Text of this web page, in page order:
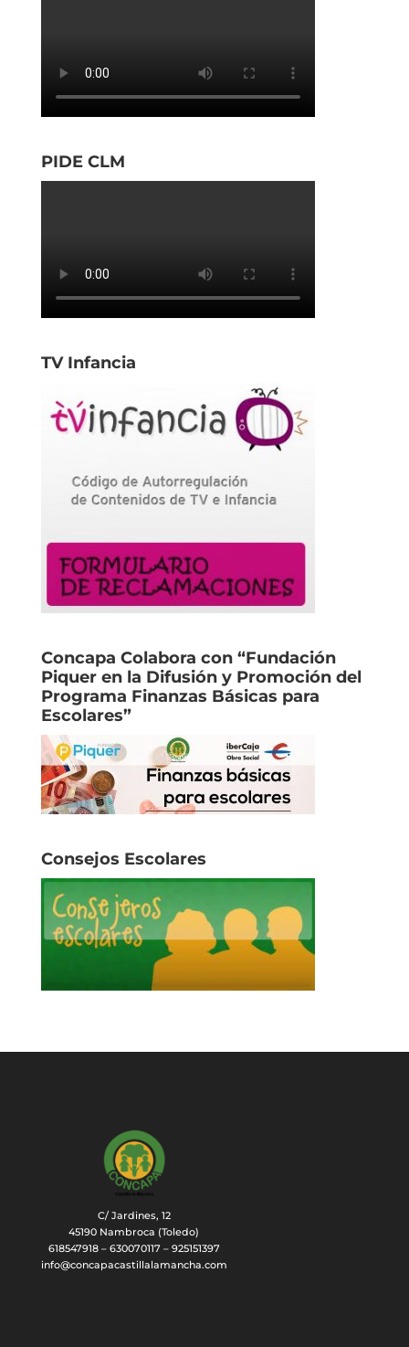
PIDE CLM
TV Infancia
Concapa Colabora con “Fundación
Piquer en la Difusión y Promoción del
Programa Finanzas Básicas para
Escolares”
Consejos Escolares
C/ Jardines, 12
45190 Nambroca (Toledo)
618547918 – 630070117 – 925151397
info@concapacastillalamancha.com